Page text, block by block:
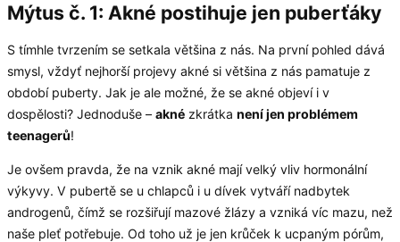
Mýtus č. 1: Akné postihuje jen puberťáky
S tímhle tvrzením se setkala většina z nás. Na první pohled dává
smysl, vždyť nejhorší projevy akné si většina z nás pamatuje z
období puberty. Jak je ale možné, že se akné objeví i v
dospělosti? Jednoduše – akné zkrátka není jen problémem
teenagerů!
Je ovšem pravda, že na vznik akné mají velký vliv hormonální
výkyvy. V pubertě se u chlapců i u dívek vytváří nadbytek
androgenů, čímž se rozšiřují mazové žlázy a vzniká víc mazu, než
naše pleť potřebuje. Od toho už je jen krůček k ucpaným pórům,